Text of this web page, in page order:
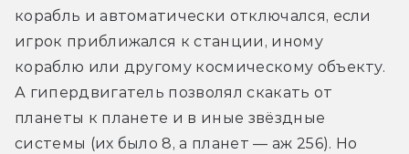
корабль и автоматически отключался, если
игрок приближался к станции, иному
кораблю или другому космическому объекту.
А гипердвигатель позволял скакать от
планеты к планете и в иные звёздные
системы (их было 8, а планет — аж 256). Но